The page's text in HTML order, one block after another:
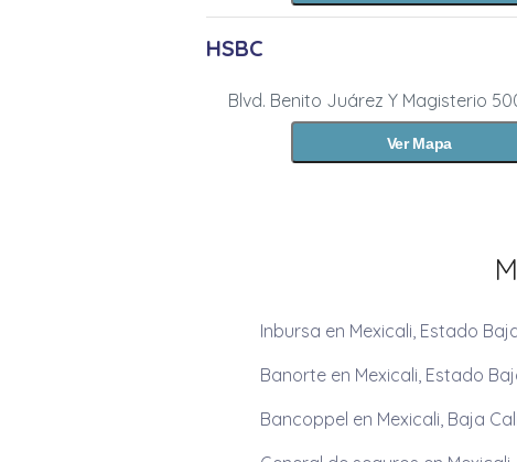
HSBC
Blvd. Benito Juárez Y Magisterio
Ver Mapa
Inbursa en Mexicali, Estado
Banorte en Mexicali, Estado
Bancoppel en Mexicali, Baja